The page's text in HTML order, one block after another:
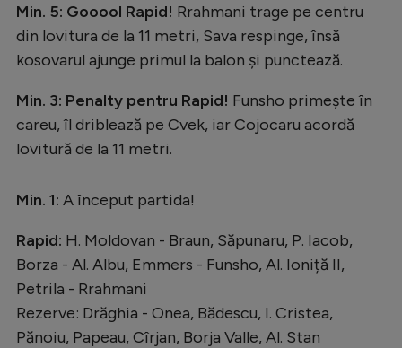
Min. 5: Gooool Rapid! Rrahmani trage pe centru
din lovitura de la 11 metri, Sava respinge, însă
kosovarul ajunge primul la balon și punctează.
Min. 3: Penalty pentru Rapid! Funsho primește în
careu, îl driblează pe Cvek, iar Cojocaru acordă
lovitură de la 11 metri.
Min. 1: A început partida!
Rapid: H. Moldovan - Braun, Săpunaru, P. Iacob,
Borza - Al. Albu, Emmers - Funsho, Al. Ioniță II,
Petrila - Rrahmani
Rezerve: Drăghia - Onea, Bădescu, I. Cristea,
Pănoiu, Papeau, Cîrjan, Borja Valle, Al. Stan